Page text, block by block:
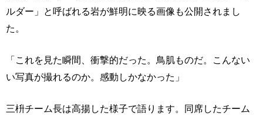
ルダー」と呼ばれる岩が鮮明に映る画像も公開されまし
た。
「これを見た瞬間、衝撃的だった。鳥肌ものだ。こんない
い写真が撮れるのか。感動しかなかった」
三枡チーム長は高揚した様子で語ります。同席したチーム